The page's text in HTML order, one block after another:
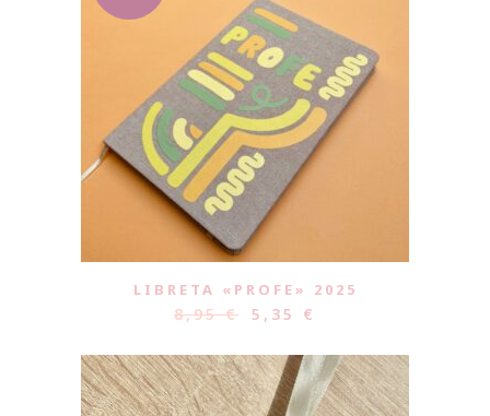
LIBRETA «PROFE» 2025
8,95€ 5,35 €